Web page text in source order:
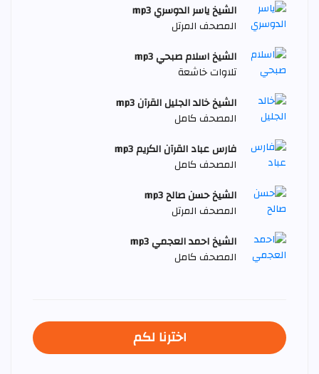
الشيخ ياسر الدوسري mp3
المصحف المرتل
الشيخ اسلام صبحي mp3
تلاوات خاشعة
الشيخ خالد الجليل القرآن mp3
المصحف كامل
فارس عباد القرآن الكريم mp3
المصحف كامل
الشيخ حسن صالح mp3
المصحف المرتل
الشيخ احمد العجمي mp3
المصحف كامل
اخترنا لكم